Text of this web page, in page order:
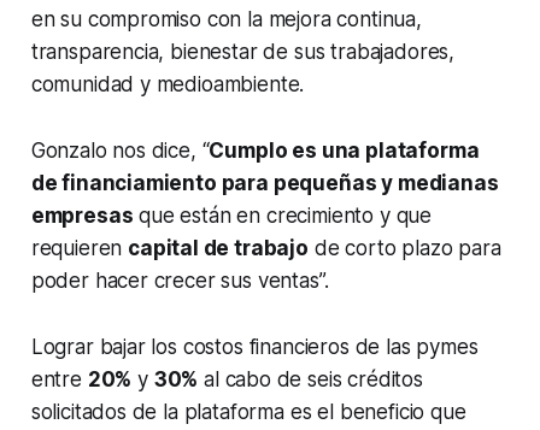
en su compromiso con la mejora continua,
transparencia, bienestar de sus trabajadores,
comunidad y medioambiente.
Gonzalo nos dice, “Cumplo es una plataforma
de financiamiento para pequeñas y medianas
empresas que están en crecimiento y que
requieren capital de trabajo de corto plazo para
poder hacer crecer sus ventas”.
Lograr bajar los costos financieros de las pymes
entre 20% y 30% al cabo de seis créditos
solicitados de la plataforma es el beneficio que